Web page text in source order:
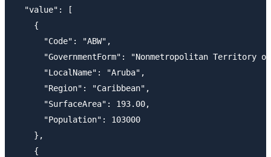
  "value": [
    {
      "Code": "ABW",
"GovernmentForm": "Nonmetropolitan Territory
      "LocalName": "Aruba",
      "Region": "Caribbean",
      "SurfaceArea": 193.00,
      "Population": 103000
    },
    {